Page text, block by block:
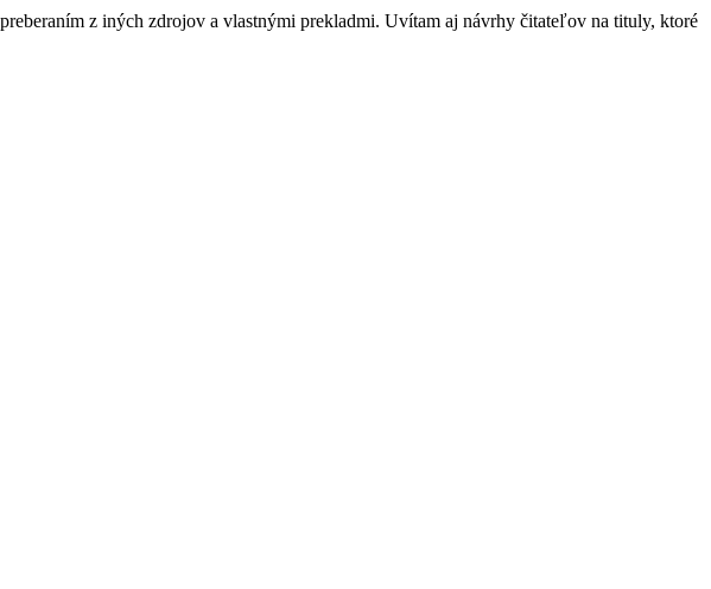
z iných zdrojov a vlastnými prekladmi. Uvítam aj návrhy čitateľov na tituly, ktoré